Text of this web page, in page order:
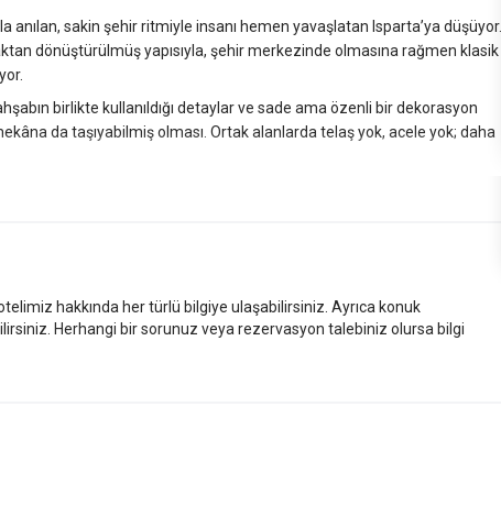
sakin şehir ritmiyle insanı hemen yavaşlatan Isparta’ya düşüyor.
dönüştürülmüş yapısıyla, şehir merkezinde olmasına rağmen klasik
birlikte kullanıldığı detaylar ve sade ama özenli bir dekorasyon
da taşıyabilmiş olması. Ortak alanlarda telaş yok, acele yok; daha
Isparta’yı keşfetmek isteyen misafirler için oldukça pratik bir konum
geliyor.
dokuya uyumlu mobilyalar ve sade bir yerleşim dikkat çekiyor.
bir konaklama için ihtiyacınız olan her şey yerli yerinde. En önemlisi de,
yok.
çay içmek ya da kısa bir mola vermek için oldukça keyifli. Özellikle
konaklamayı daha da anlamlı kılıyor.
hakkında her türlü bilgiye ulaşabilirsiniz. Ayrıca konuk
Herhangi bir sorunuz veya rezervasyon talebiniz olursa bilgi